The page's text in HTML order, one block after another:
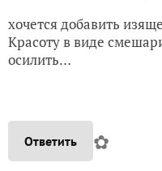
хочется добавить
Красоту в виде
осилить…
Ответить ✿